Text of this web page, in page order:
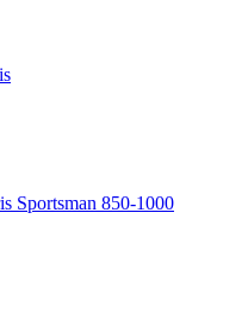
Sportsman 850-1000